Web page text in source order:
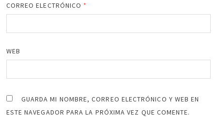
CORREO ELECTRÓNICO *
WEB
GUARDA MI NOMBRE, CORREO ELECTRÓNICO Y WEB EN
ESTE NAVEGADOR PARA LA PRÓXIMA VEZ QUE COMENTE.